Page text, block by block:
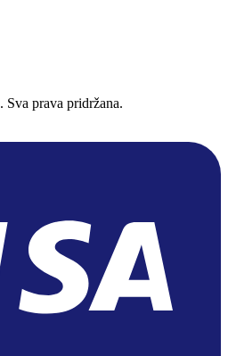
. Sva prava pridržana.